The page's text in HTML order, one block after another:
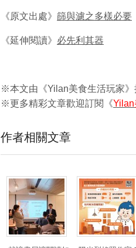
《原文出處》 篩與濾之多樣必要
《延伸閱讀》 必先利其器
※本文由《Yilan美食生活玩家》
※更多精彩文章歡迎訂閱《Yilan
作者相關文章